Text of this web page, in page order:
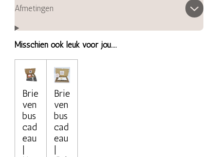
Afmetingen
Misschien ook leuk voor jou....
Brie
ven
bus
cad
eau
|
Brie
ven
bus
cad
eau
|